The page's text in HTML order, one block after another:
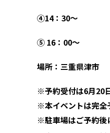
④14：30〜
⑤ 16：00〜
場所：三重県津市
※予約受付は6月20
※本イベントは完全
※駐車場はご予約後